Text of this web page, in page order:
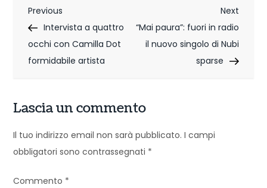
N
a
v
g
a
z
i
Previous
Post
Previous
Intervista a quattro
occhi con Camilla Dot
formidabile artista
Next
Post
Next
“Mai paura”: fuori in radio
il nuovo singolo di Nubi
sparse
Lascia un commento
Il tuo indirizzo email non sarà pubblicato. I campi
obbligatori sono contrassegnati *
Commento *